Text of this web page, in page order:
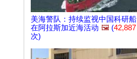
美海警队：持续监视中国科研船
在阿拉斯加近海活动 🖼️ (42,887
次)